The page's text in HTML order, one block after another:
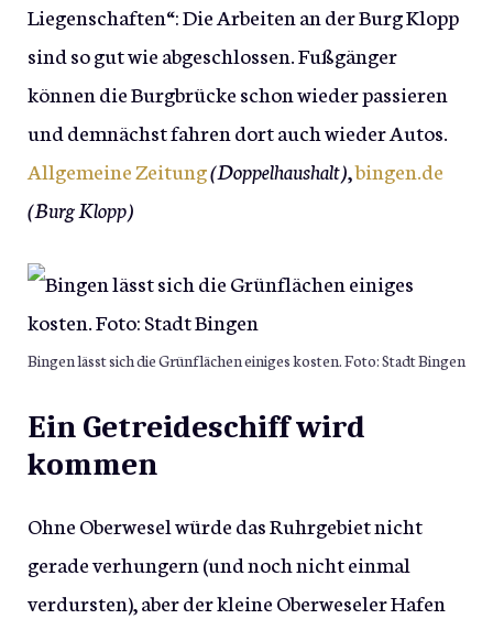
Liegenschaften“: Die Arbeiten an der Burg Klopp
sind so gut wie abgeschlossen. Fußgänger
können die Burgbrücke schon wieder passieren
und demnächst fahren dort auch wieder Autos.
Allgemeine Zeitung(Doppelhaushalt),bingen.de
(Burg Klopp)
Bingen lässt sich die Grünflächen einiges kosten. Foto: Stadt Bingen
Ein Getreideschiff wird
kommen
Ohne Oberwesel würde das Ruhrgebiet nicht
gerade verhungern (und noch nicht einmal
verdursten), aber der kleine Oberweseler Hafen